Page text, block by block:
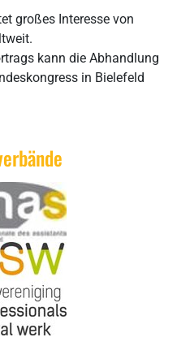
großes Interesse von
kann die Abhandlung
in Bielefeld